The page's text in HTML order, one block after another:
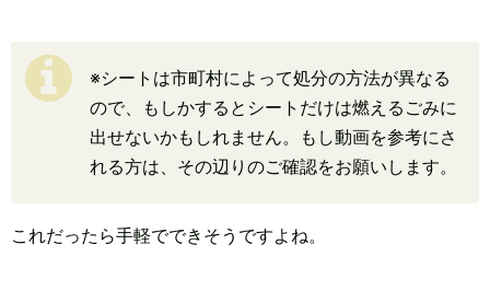
※シートは市町村によって処分の方法が異なる
ので、もしかするとシートだけは燃えるごみに
出せないかもしれません。もし動画を参考にさ
れる方は、その辺りのご確認をお願いします。
これだったら手軽でできそうですよね。